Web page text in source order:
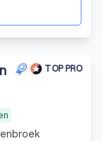
TOP PRO